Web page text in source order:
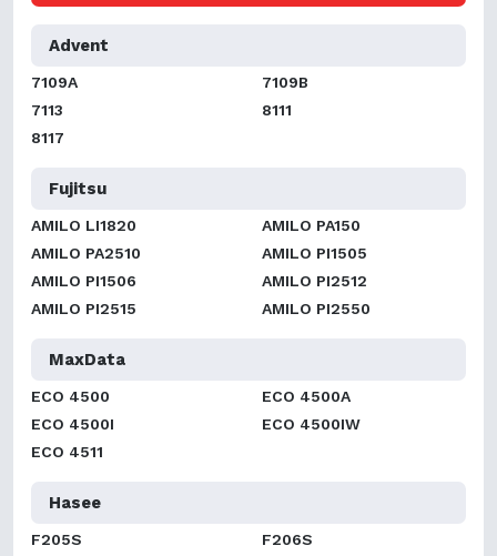
Advent
7109A
7109B
7113
8111
8117
Fujitsu
AMILO LI1820
AMILO PA150
AMILO PA2510
AMILO PI1505
AMILO PI1506
AMILO PI2512
AMILO PI2515
AMILO PI2550
MaxData
ECO 4500
ECO 4500A
ECO 4500I
ECO 4500IW
ECO 4511
Hasee
F205S
F206S